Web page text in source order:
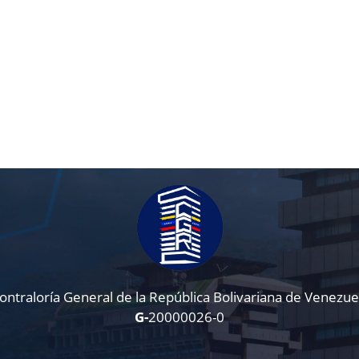
General de la República Bolivariana de
G-20000026-0